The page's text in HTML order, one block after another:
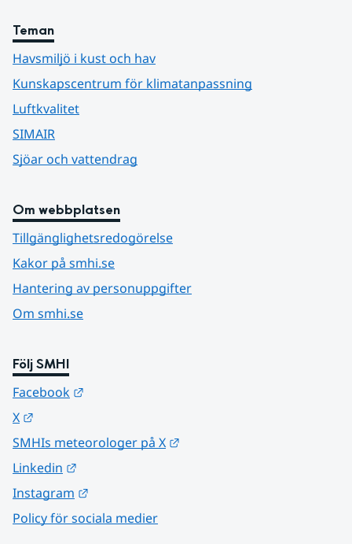
Teman
Havsmiljö i kust och hav
Kunskapscentrum för klimatanpassning
Luftkvalitet
SIMAIR
Sjöar och vattendrag
Om webbplatsen
Tillgänglighetsredogörelse
Kakor på smhi.se
Hantering av personuppgifter
Om smhi.se
Följ SMHI
Facebook
X
SMHIs meteorologer på X
Linkedin
Instagram
Policy för sociala medier